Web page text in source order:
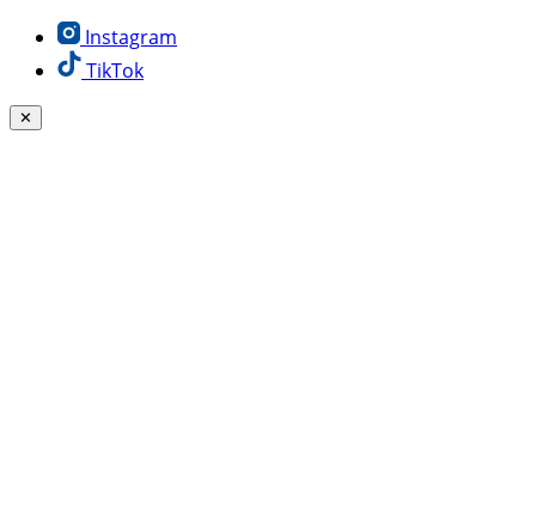
Instagram
TikTok
✕